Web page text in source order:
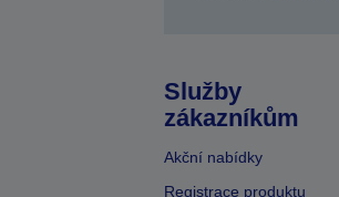
Služby
zákazníkům
Akční nabídky
Registrace produktu